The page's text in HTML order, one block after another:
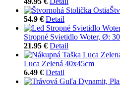
54.9 € Detail
Stropné Svietidlo Woter, Ø:
21.95 € Detail
Luca Zelená 40x45cm
6.49 € Detail